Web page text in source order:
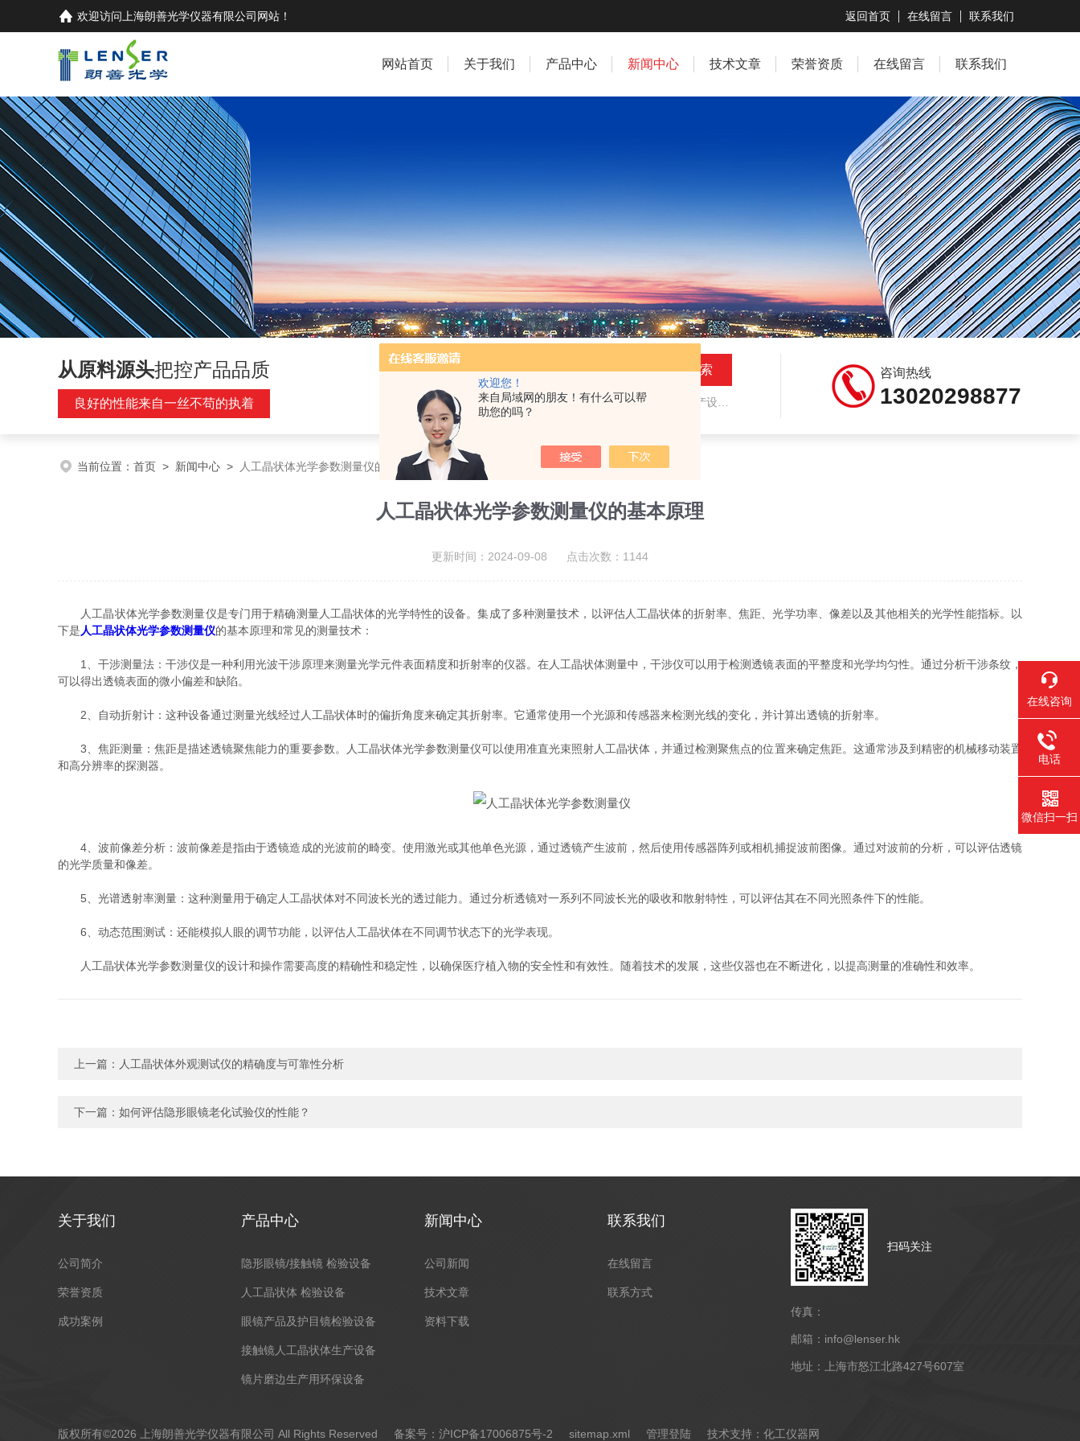
欢迎您！
来自局域网的朋友！有什么可以帮
助您的吗？
欢迎访问 上海朗善光学仪器有限公司 网站！ 返回首页 在线留言 联系我们
网站首页 关于我们 产品中心 新闻中心 技术文章 荣誉资质 在线留言 联系我们
从原料源头把控产品品质
良好的性能来自一丝不苟的执着 热门关键词：隐形眼镜（接触镜）用检测仪器和生产设备，人工晶状体（IOL/ICL）用检测仪器和生产设备，眼镜产品检测仪器，水气处理环保设备
咨询热线
13020298877
当前位置： 首页 > 新闻中心 > 人工晶状体光学参数测量仪的基本原理
人工晶状体光学参数测量仪的基本原理
更新时间：2024-09-08 点击次数：1144
人工晶状体光学参数测量仪是专门用于精确测量人工晶状体的光学特性的设备。集成了多种测量技术，以评估人工晶状体的折射率、焦距、光学功率、像差以及其他相关的光学性能指标。以
下是 人工晶状体光学参数测量仪的基本原理和常见的测量技术：
1、干涉测量法：干涉仪是一种利用光波干涉原理来测量光学元件表面精度和折射率的仪器。在人工晶状体测量中，干涉仪可以用于检测透镜表面的平整度和光学均匀性。通过分析干涉条纹，
可以得出透镜表面的微小偏差和缺陷。
2、自动折射计：这种设备通过测量光线经过人工晶状体时的偏折角度来确定其折射率。它通常使用一个光源和传感器来检测光线的变化，并计算出透镜的折射率。
3、焦距测量：焦距是描述透镜聚焦能力的重要参数。人工晶状体光学参数测量仪可以使用准直光束照射人工晶状体，并通过检测聚焦点的位置来确定焦距。这通常涉及到精密的机械移动装置
和高分辨率的探测器。
4、波前像差分析：波前像差是指由于透镜造成的光波前的畸变。使用激光或其他单色光源，通过透镜产生波前，然后使用传感器阵列或相机捕捉波前图像。通过对波前的分析，可以评估透镜
的光学质量和像差。
5、光谱透射率测量：这种测量用于确定人工晶状体对不同波长光的透过能力。通过分析透镜对一系列不同波长光的吸收和散射特性，可以评估其在不同光照条件下的性能。
6、动态范围测试：还能模拟人眼的调节功能，以评估人工晶状体在不同调节状态下的光学表现。
人工晶状体光学参数测量仪的设计和操作需要高度的精确性和稳定性，以确保医疗植入物的安全性和有效性。随着技术的发展，这些仪器也在不断进化，以提高测量的准确性和效率。
上一篇： 人工晶状体外观测试仪的精确度与可靠性分析
下一篇： 如何评估隐形眼镜老化试验仪的性能？
关于我们
公司简介
荣誉资质
成功案例
产品中心
隐形眼镜/接触镜 检验设备
人工晶状体 检验设备
眼镜产品及护目镜检验设备
接触镜人工晶状体生产设备
镜片磨边生产用环保设备
新闻中心
公司新闻
技术文章
资料下载
联系我们
在线留言
联系方式
扫码关注
传真：
邮箱：info@lenser.hk
地址：上海市怒江北路427号607室
版权所有©2026 上海朗善光学仪器有限公司 All Rights Reserved 备案号：沪ICP备17006875号-2 sitemap.xml 管理登陆 技术支持： 化工仪器网
在线咨询
电话
微信扫一扫